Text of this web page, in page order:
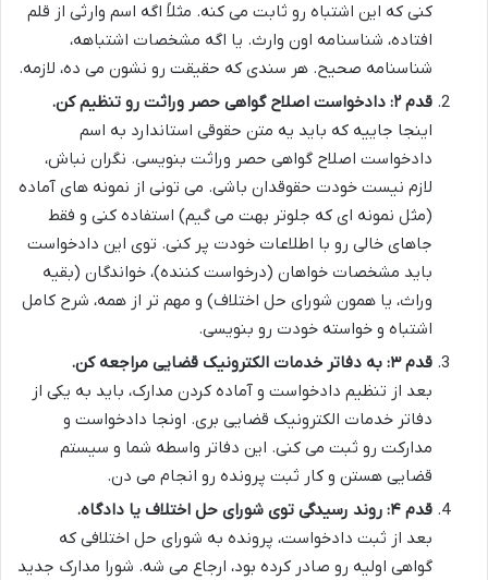
کنی که این اشتباه رو ثابت می کنه. مثلاً اگه اسم وارثی از قلم
افتاده، شناسنامه اون وارث. یا اگه مشخصات اشتباهه،
شناسنامه صحیح. هر سندی که حقیقت رو نشون می ده، لازمه.
قدم ۲: دادخواست اصلاح گواهی حصر وراثت رو تنظیم کن.
اینجا جاییه که باید یه متن حقوقی استاندارد به اسم
دادخواست اصلاح گواهی حصر وراثت بنویسی. نگران نباش،
لازم نیست خودت حقوقدان باشی. می تونی از نمونه های آماده
(مثل نمونه ای که جلوتر بهت می گیم) استفاده کنی و فقط
جاهای خالی رو با اطلاعات خودت پر کنی. توی این دادخواست
باید مشخصات خواهان (درخواست کننده)، خواندگان (بقیه
وراث، یا همون شورای حل اختلاف) و مهم تر از همه، شرح کامل
اشتباه و خواسته خودت رو بنویسی.
قدم ۳: به دفاتر خدمات الکترونیک قضایی مراجعه کن.
بعد از تنظیم دادخواست و آماده کردن مدارک، باید به یکی از
دفاتر خدمات الکترونیک قضایی بری. اونجا دادخواست و
مدارکت رو ثبت می کنی. این دفاتر واسطه شما و سیستم
قضایی هستن و کار ثبت پرونده رو انجام می دن.
قدم ۴: روند رسیدگی توی شورای حل اختلاف یا دادگاه.
بعد از ثبت دادخواست، پرونده به شورای حل اختلافی که
گواهی اولیه رو صادر کرده بود، ارجاع می شه. شورا مدارک جدید